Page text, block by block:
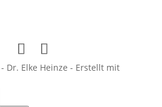
Dr. Elke Heinze - Erstellt mit